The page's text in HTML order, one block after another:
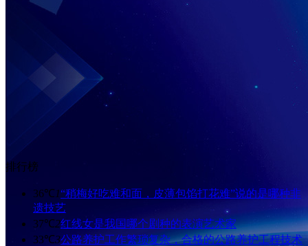
排行榜
36℃ 1“稍梅好吃难和面，皮薄包馅打花难”说的是哪种非
遗技艺
37℃2红线女是我国哪个剧种的表演艺术家
33℃3公路养护工作繁琐复杂，合格的公路养护工程技术